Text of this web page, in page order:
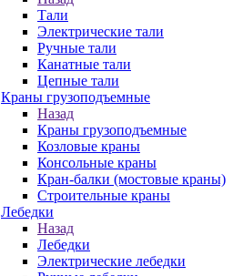
Тали
Электрические тали
Ручные тали
Канатные тали
Цепные тали
Краны грузоподъемные
Назад
Краны грузоподъемные
Козловые краны
Консольные краны
Кран-балки (мостовые краны)
Строительные краны
Лебедки
Назад
Лебедки
Электрические лебедки